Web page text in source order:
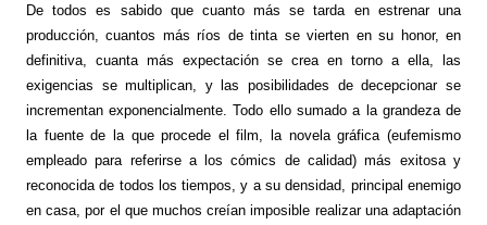
De todos es sabido que cuanto más se tarda en estrenar una
producción, cuantos más ríos de tinta se vierten en su honor, en
definitiva, cuanta más expectación se crea en torno a ella, las
exigencias se multiplican, y las posibilidades de decepcionar se
incrementan exponencialmente. Todo ello sumado a la grandeza de
la fuente de la que procede el film, la novela gráfica (eufemismo
empleado para referirse a los cómics de calidad) más exitosa y
reconocida de todos los tiempos, y a su densidad, principal enemigo
en casa, por el que muchos creían imposible realizar una adaptación